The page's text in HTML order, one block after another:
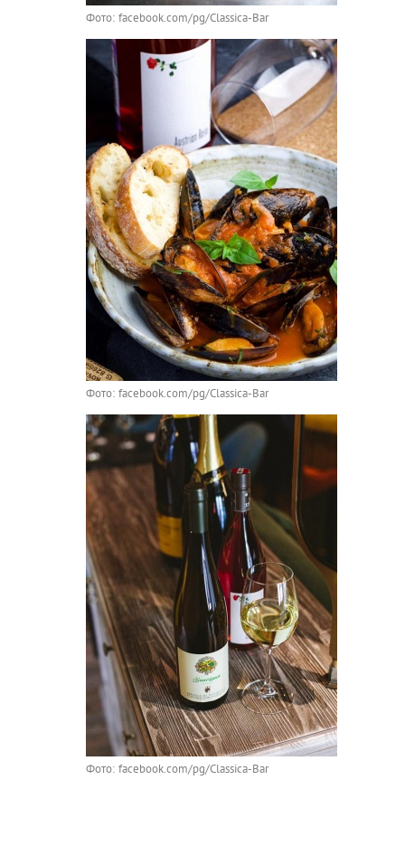
Фото: facebook.com/pg/Classica-Bar
Фото: facebook.com/pg/Classica-Bar
Фото: facebook.com/pg/Classica-Bar